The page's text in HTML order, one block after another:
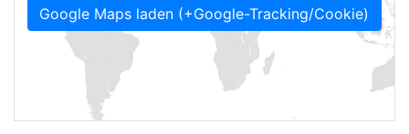
Google Maps laden (+Google-Tracking/Cookie)